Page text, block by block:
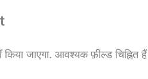
जाएगा. आवश्यक फ़ील्ड चिह्नित हैं